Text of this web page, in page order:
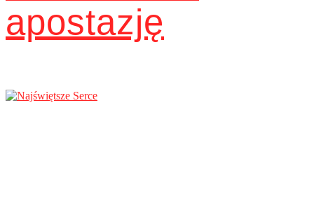
apostazję